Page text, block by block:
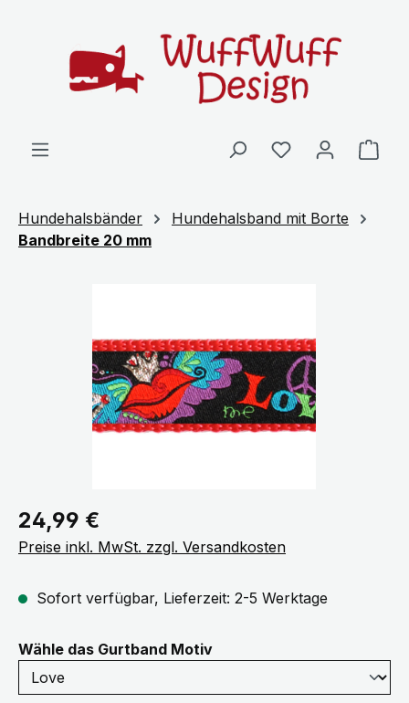
Hundehalsbänder
Hundehalsband mit Borte
Bandbreite 20 mm
Regulärer Preis:
24,99 €
Preise inkl. MwSt. zzgl. Versandkosten
Sofort verfügbar, Lieferzeit: 2-5 Werktage
Wähle das Gurtband Motivauswählen